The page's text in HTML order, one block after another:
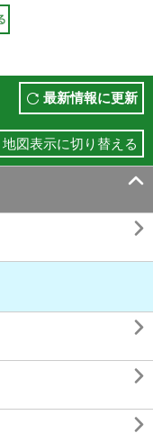
最新情報に更新
地図表示に切り替える




